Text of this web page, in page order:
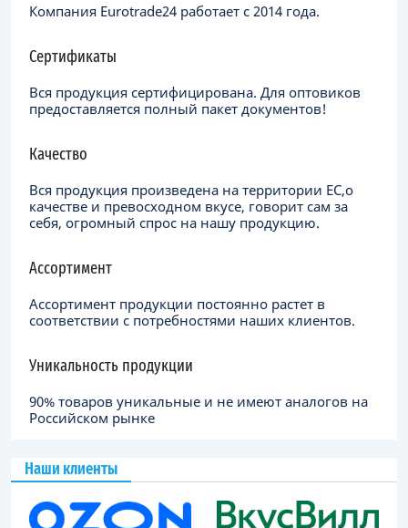
Компания Eurotrade24 работает с 2014 года.
Сертификаты
Вся продукция сертифицирована. Для оптовиков
предоставляется полный пакет документов!
Качество
Вся продукция произведена на территории ЕC,о
качестве и превосходном вкусе, говорит сам за
себя, огромный спрос на нашу продукцию.
Ассортимент
Ассортимент продукции постоянно растет в
соответствии с потребностями наших клиентов.
Уникальность продукции
90% товаров уникальные и не имеют аналогов на
Российском рынке
Наши клиенты